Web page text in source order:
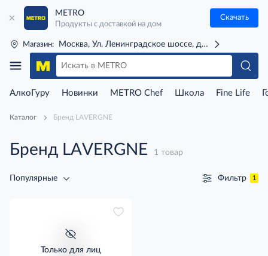
METRO
Продукты с доставкой на дом
Скачать
Магазин: Москва, Ул. Ленинградское шоссе, д. 71Г (м. Речной
АлкоГуру Новинки METRO Chef Школа Fine Life
Каталог Бренд LAVERGNE
Бренд LAVERGNE 1 товар
Популярные Фильтр 1
Только для лиц